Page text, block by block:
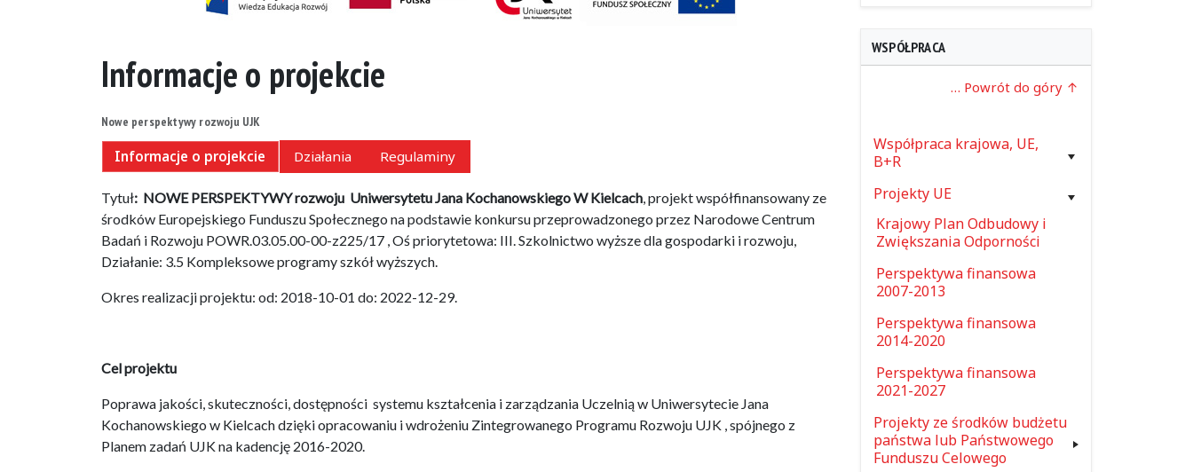
Informacje o projekcie
Nowe perspektywy rozwoju UJK
Informacje o projekcie Działania Regulaminy
Tytuł: NOWE PERSPEKTYWY rozwoju Uniwersytetu Jana Kochanowskiego W Kielcach, projekt współfinansowany ze
środków Europejskiego Funduszu Społecznego na podstawie konkursu przeprowadzonego przez Narodowe Centrum
Badań i Rozwoju POWR.03.05.00-00-z225/17 , Oś priorytetowa: III. Szkolnictwo wyższe dla gospodarki i rozwoju,
Działanie: 3.5 Kompleksowe programy szkół wyższych.
Okres realizacji projektu: od: 2018-10-01 do: 2022-12-29.
Cel projektu
Poprawa jakości, skuteczności, dostępności systemu kształcenia i zarządzania Uczelnią w Uniwersytecie Jana
Kochanowskiego w Kielcach dzięki opracowaniu i wdrożeniu Zintegrowanego Programu Rozwoju UJK , spójnego z
Planem zadań UJK na kadencję 2016-2020.
WSPÓŁPRACA
… Powrót do góry
Współpraca krajowa, UE,
B+R
Projekty UE
Krajowy Plan Odbudowy i
Zwiększania Odporności
Perspektywa finansowa
2007-2013
Perspektywa finansowa
2014-2020
Perspektywa finansowa
2021-2027
Projekty ze środków budżetu
państwa lub Państwowego
Funduszu Celowego